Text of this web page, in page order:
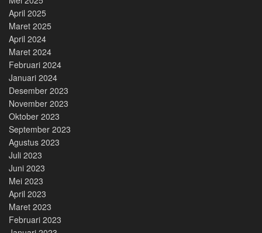
April 2025
Maret 2025
April 2024
Maret 2024
Februari 2024
Januari 2024
Desember 2023
November 2023
Oktober 2023
September 2023
Agustus 2023
Juli 2023
Juni 2023
Mei 2023
April 2023
Maret 2023
Februari 2023